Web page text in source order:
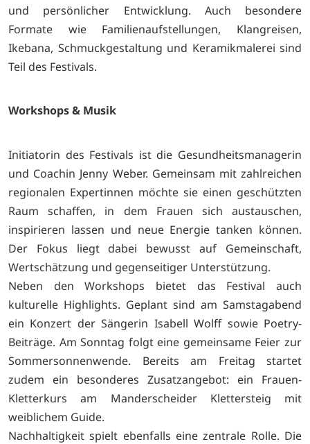
und persönlicher Entwicklung. Auch besondere
Formate wie Familienaufstellungen, Klangreisen,
Ikebana, Schmuckgestaltung und Keramikmalerei sind
Teil des Festivals.
Workshops & Musik
Initiatorin des Festivals ist die Gesundheitsmanagerin
und Coachin Jenny Weber. Gemeinsam mit zahlreichen
regionalen Expertinnen möchte sie einen geschützten
Raum schaffen, in dem Frauen sich austauschen,
inspirieren lassen und neue Energie tanken können.
Der Fokus liegt dabei bewusst auf Gemeinschaft,
Wertschätzung und gegenseitiger Unterstützung.
Neben den Workshops bietet das Festival auch
kulturelle Highlights. Geplant sind am Samstagabend
ein Konzert der Sängerin Isabell Wolff sowie Poetry-
Beiträge. Am Sonntag folgt eine gemeinsame Feier zur
Sommersonnenwende. Bereits am Freitag startet
zudem ein besonderes Zusatzangebot: ein Frauen-
Kletterkurs am Manderscheider Klettersteig mit
weiblichem Guide.
Nachhaltigkeit spielt ebenfalls eine zentrale Rolle. Die